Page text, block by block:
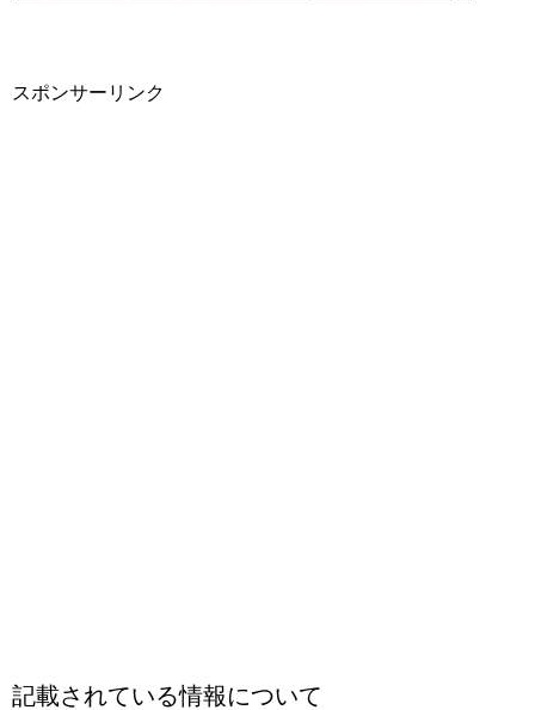
スポンサーリンク
記載されている情報について